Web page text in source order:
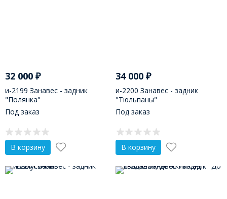
32 000 ₽
и-2199 Занавес - задник
"Полянка"
Под заказ
В корзину
34 000₽
и-2200 Занавес - задник
"Тюльпаны"
Под заказ
В корзину